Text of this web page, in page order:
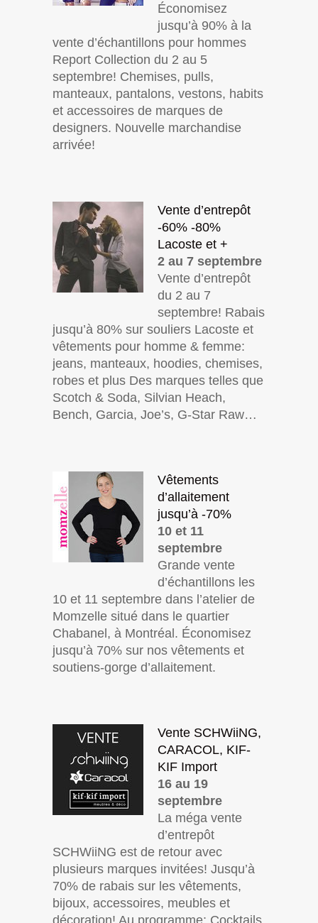
Économisez
jusqu’à 90% à la
vente d’échantillons pour hommes
Report Collection du 2 au 5
septembre! Chemises, pulls,
manteaux, pantalons, vestons, habits
et accessoires de marques de
designers. Nouvelle marchandise
arrivée!
Vente d’entrepôt
-60% -80%
Lacoste et +
2 au 7 septembre
Vente d’entrepôt
du 2 au 7
septembre! Rabais
jusqu’à 80% sur souliers Lacoste et
vêtements pour homme & femme:
jeans, manteaux, hoodies, chemises,
robes et plus Des marques telles que
Scotch & Soda, Silvian Heach,
Bench, Garcia, Joe’s, G-Star Raw…
Vêtements
d’allaitement
jusqu’à -70%
10 et 11
septembre
Grande vente
d’échantillons les
10 et 11 septembre dans l’atelier de
Momzelle situé dans le quartier
Chabanel, à Montréal. Économisez
jusqu’à 70% sur nos vêtements et
soutiens-gorge d’allaitement.
Vente SCHWiiNG,
CARACOL, KIF-
KIF Import
16 au 19
septembre
La méga vente
d’entrepôt
SCHWiiNG est de retour avec
plusieurs marques invitées! Jusqu’à
70% de rabais sur les vêtements,
bijoux, accessoires, meubles et
décoration! Au programme: Cocktails,